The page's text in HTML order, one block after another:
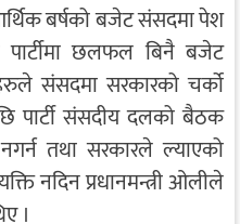
बर्षको बजेट संसदमा पेश
पार्टीमा छलफल बिनै बजेट
संसदमा सरकारको चर्को
पार्टी संसदीय दलको बैठक
तथा सरकारले ल्याएको
नदिन प्रधानमन्त्री ओलीले
।